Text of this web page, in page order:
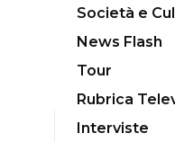
Società e
News Flash
Tour
Rubrica
Interviste